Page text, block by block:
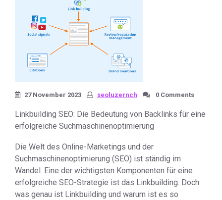
27 November 2023 seoluzernch 0 Comments
Linkbuilding SEO: Die Bedeutung von Backlinks für eine
erfolgreiche Suchmaschinenoptimierung
Die Welt des Online-Marketings und der
Suchmaschinenoptimierung (SEO) ist ständig im
Wandel. Eine der wichtigsten Komponenten für eine
erfolgreiche SEO-Strategie ist das Linkbuilding. Doch
was genau ist Linkbuilding und warum ist es so